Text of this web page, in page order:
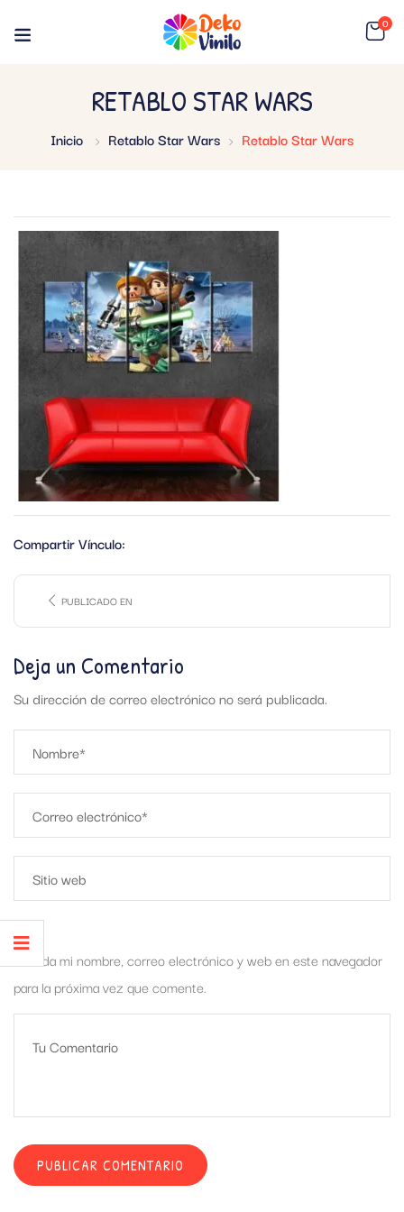
0
RETABLO STAR WARS
Inicio Retablo Star Wars Retablo Star Wars
Compartir Vínculo:
PUBLICADO EN
Deja un Comentario
Su dirección de correo electrónico no será publicada.
Guarda mi nombre, correo electrónico y web en este navegador
para la próxima vez que comente.